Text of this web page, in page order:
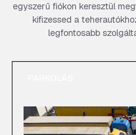
egyszerű fiókon keresztül
kifizessed a
legfontosabb